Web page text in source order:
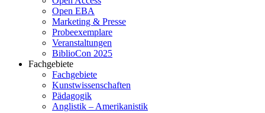
Open EBA
Marketing & Presse
Probeexemplare
Veranstaltungen
BiblioCon 2025
Fachgebiete
Fachgebiete
Kunstwissenschaften
Pädagogik
Anglistik – Amerikanistik